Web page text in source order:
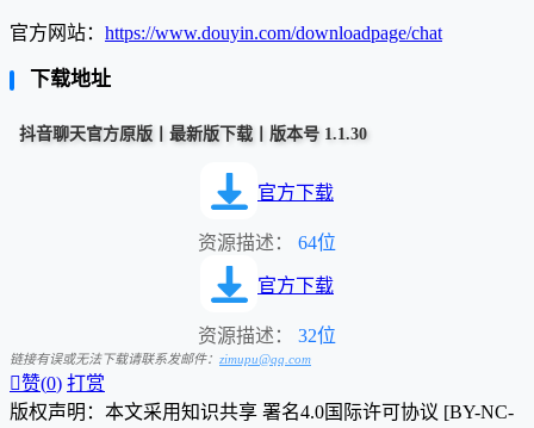
官方网站： https://www.douyin.com/downloadpage/chat
下载地址
抖音聊天官方原版丨最新版下载丨版本号 1.1.30
官方下载
资源描述： 64位
官方下载
资源描述： 32位
链接有误或无法下载请联系发邮件： zimupu@qq.com
赞(0) 打赏
版权声明：本文采用知识共享 署名4.0国际许可协议 [BY-NC-